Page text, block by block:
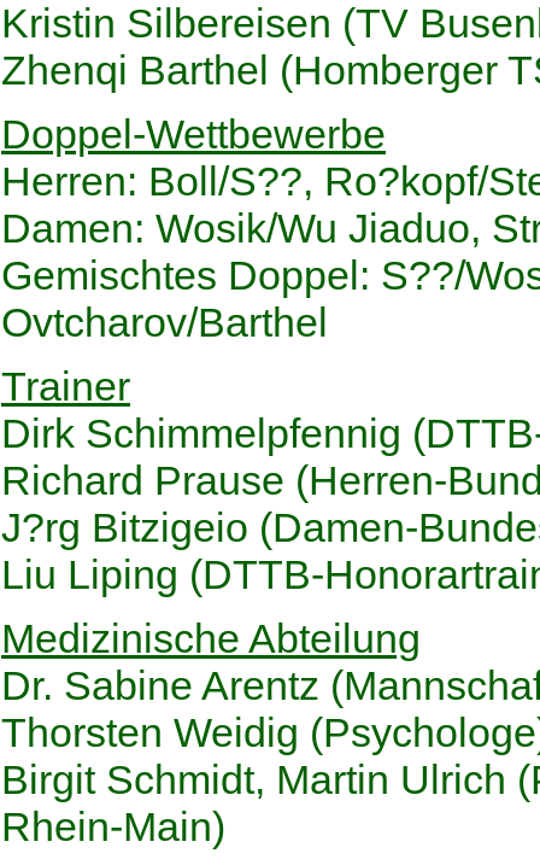
Kristin Silbereisen (TV
Zhenqi Barthel (Homberger
Doppel-Wettbewerbe
Herren: Boll/S??, Ro?kopf/
Damen: Wosik/Wu Jiaduo,
Gemischtes Doppel: S??/
Ovtcharov/Barthel
Trainer
Dirk Schimmelpfennig
Richard Prause (Herren-
J?rg Bitzigeio (Damen-
Liu Liping (DTTB-
Medizinische Abteilung
Dr. Sabine Arentz
Thorsten Weidig
Birgit Schmidt, Martin Ulrich
Rhein-Main)